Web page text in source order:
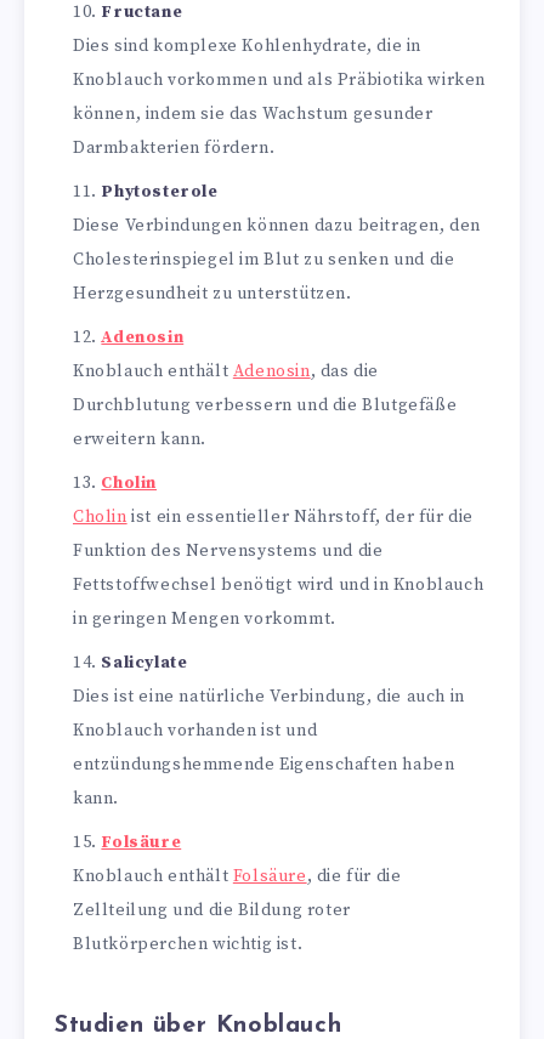
Fructane
Dies sind komplexe Kohlenhydrate, die in
Knoblauch vorkommen und als Präbiotika wirken
können, indem sie das Wachstum gesunder
Darmbakterien fördern.
Phytosterole
Diese Verbindungen können dazu beitragen, den
Cholesterinspiegel im Blut zu senken und die
Herzgesundheit zu unterstützen.
Adenosin
Knoblauch enthält Adenosin, das die
Durchblutung verbessern und die Blutgefäße
erweitern kann.
Cholin
Cholin ist ein essentieller Nährstoff, der für die
Funktion des Nervensystems und die
Fettstoffwechsel benötigt wird und in Knoblauch
in geringen Mengen vorkommt.
Salicylate
Dies ist eine natürliche Verbindung, die auch in
Knoblauch vorhanden ist und
entzündungshemmende Eigenschaften haben
kann.
Folsäure
Knoblauch enthält Folsäure, die für die
Zellteilung und die Bildung roter
Blutkörperchen wichtig ist.
Studien über Knoblauch